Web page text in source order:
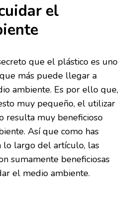
el
que el plástico es uno
más puede llegar a
ambiente. Es por ello que,
muy pequeño, el utilizar
resulta muy beneficioso
Así que como has
lo largo del artículo, las
sumamente beneficiosas
el medio ambiente.